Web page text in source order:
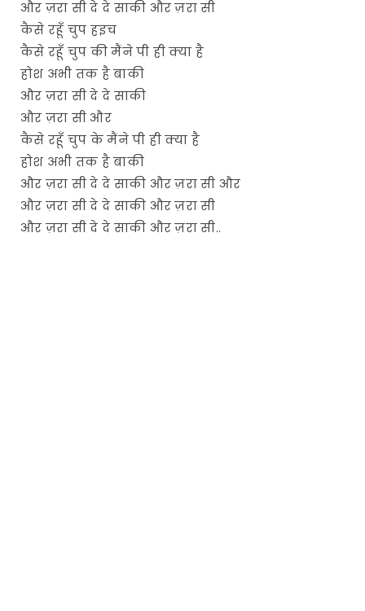
और ज़रा सी दे दे साकी और ज़रा सी
कैसे रहूँ चुप हइच
कैसे रहूँ चुप की मैंने पी ही क्या है
होश अभी तक है बाकी
और ज़रा सी दे दे साकी
और ज़रा सी और
कैसे रहूँ चुप के मैंने पी ही क्या है
होश अभी तक है बाकी
और ज़रा सी दे दे साकी और ज़रा सी और
और ज़रा सी दे दे साकी और ज़रा सी
और ज़रा सी दे दे साकी और ज़रा सी..